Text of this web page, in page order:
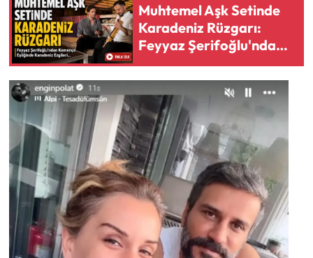
Muhtemel Aşk Setinde
Karadeniz Rüzgarı:
Feyyaz Şerifoğlu'ndan
Kemençe Eşliğinde
Karadeniz Ezgileri...